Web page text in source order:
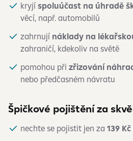
kryjí spoluúčast na úhradě
věcí, např. automobilů
zahrnují náklady na
zahraničí, kdekoliv na světě
pomohou při zřizování
nebo předčasném návratu
Špičkové pojištění za
nechte se pojistit jen za 139